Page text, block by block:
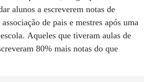
alunos a escreverem notas de
de pais e mestres após uma
Aqueles que tiveram aulas de
80% mais notas do que